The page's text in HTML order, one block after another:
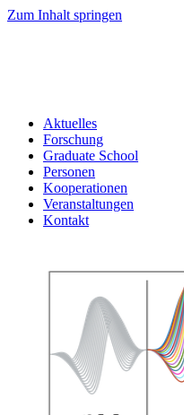
Zum Inhalt springen
Aktuelles
Forschung
Graduate School
Personen
Kooperationen
Veranstaltungen
Kontakt